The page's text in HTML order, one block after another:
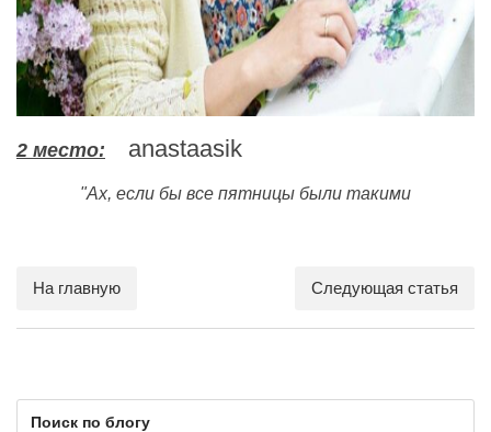
2 место: anastaasik
"Ах, если бы все пятницы были такими
На главную Следующая статья
Поиск по блогу